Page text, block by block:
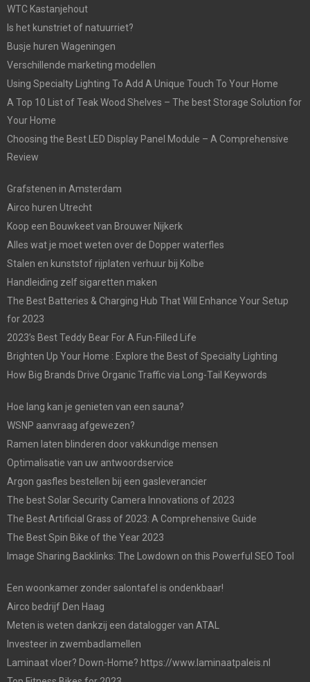
WTC Kastanjehout
Is het kunstriet of natuurriet?
Busje huren Wageningen
Verschillende marketing modellen
Using Specialty Lighting To Add A Unique Touch To Your Home
A Top 10 List of Teak Wood Shelves – The best Storage Solution for
Your Home
Choosing the Best LED Display Panel Module – A Comprehensive
Review
Grafstenen in Amsterdam
Airco huren Utrecht
Koop een Bouwkeet van Brouwer Nijkerk
Alles wat je moet weten over de Dopper waterfles
Stalen en kunststof rijplaten verhuur bij Kolbe
Handleiding zelf sigaretten maken
The Best Batteries & Charging Hub That Will Enhance Your Setup
for 2023
2023’s Best Teddy Bear For A Fun-Filled Life
Brighten Up Your Home : Explore the Best of Specialty Lighting
How Big Brands Drive Organic Traffic via Long-Tail Keywords
Hoe lang kan je genieten van een sauna?
WSNP aanvraag afgewezen?
Ramen laten blinderen door vakkundige mensen
Optimalisatie van uw antwoordservice
Argon gasfles bestellen bij een gasleverancier
The best Solar Security Camera Innovations of 2023
The Best Artificial Grass of 2023: A Comprehensive Guide
The Best Spin Bike of the Year 2023
Image Sharing Backlinks: The Lowdown on this Powerful SEO Tool
Een woonkamer zonder salontafel is ondenkbaar!
Airco bedrijf Den Haag
Meten is weten dankzij een datalogger van ATAL
Investeer in zwembadlamellen
Laminaat vloer? Down-Home? https://www.laminaatpaleis.nl